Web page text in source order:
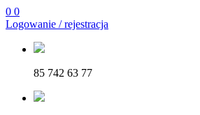
0 0
Logowanie / rejestracja
85 742 63 77